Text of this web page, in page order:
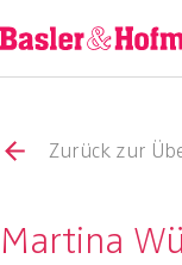
Zurück zur
Martina